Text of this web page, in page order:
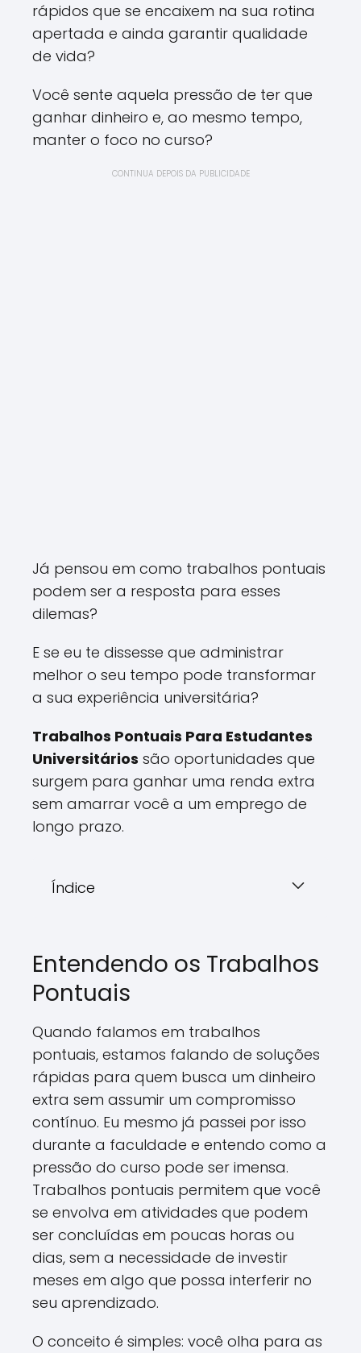
rápidos que se encaixem na sua rotina
apertada e ainda garantir qualidade
de vida?
Você sente aquela pressão de ter que
ganhar dinheiro e, ao mesmo tempo,
manter o foco no curso?
CONTINUA DEPOIS DA PUBLICIDADE
Já pensou em como trabalhos pontuais
podem ser a resposta para esses
dilemas?
E se eu te dissesse que administrar
melhor o seu tempo pode transformar
a sua experiência universitária?
Trabalhos Pontuais Para Estudantes
Universitários são oportunidades que
surgem para ganhar uma renda extra
sem amarrar você a um emprego de
longo prazo.
Índice
Entendendo os Trabalhos
Pontuais
Quando falamos em trabalhos
pontuais, estamos falando de soluções
rápidas para quem busca um dinheiro
extra sem assumir um compromisso
contínuo. Eu mesmo já passei por isso
durante a faculdade e entendo como a
pressão do curso pode ser imensa.
Trabalhos pontuais permitem que você
se envolva em atividades que podem
ser concluídas em poucas horas ou
dias, sem a necessidade de investir
meses em algo que possa interferir no
seu aprendizado.
O conceito é simples: você olha para as